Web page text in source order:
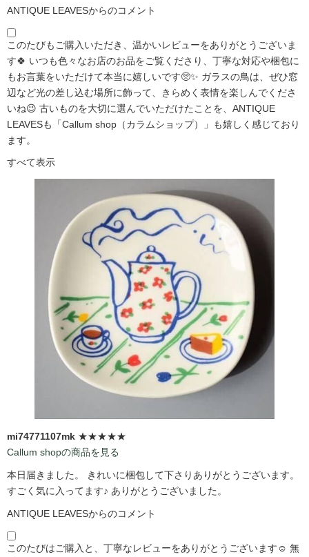
ANTIQUE LEAVESからのコメント
このたびもご購入いただき、温かいレビューをありがとうございま
す🍀 いつも色々なお店のお品をご覧くださり、丁寧な対応や梱包に
もお言葉をいただけて本当に嬉しいです🥺✨ ガラスの鳥は、ぜひ窓
辺など光の差し込む場所に飾って、きらめく表情を楽しんでくださ
いね😉 古いものを大切に選んでいただけたことを、ANTIQUE
LEAVESも「Callum shop（カラムショップ）」も嬉しく感じており
ます。
すべて表示
mi74771107mk ★★★★★
Callum shopの商品を見る
本日届きました。 きれいに梱包して下さりありがとうございます。
すごく気に入ってます♪ ありがとうございました。
ANTIQUE LEAVESからのコメント
このたびはご購入と、丁寧なレビューをありがとうございます☺️ 無